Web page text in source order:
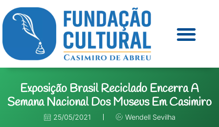
Exposição Brasil Reciclado Encerra A
Semana Nacional Dos Museus Em Casimiro
25/05/2021 Wendell Sevilha